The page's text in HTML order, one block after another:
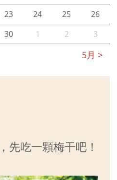
5月 >
23 24 25
26
30 1 2 3
先吃一顆梅干吧！